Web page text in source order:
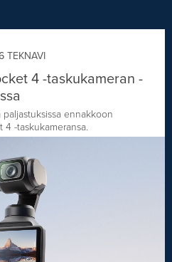
TEKNAVI
4 -taskukameran -
ennakkoon
-taskukameransa.